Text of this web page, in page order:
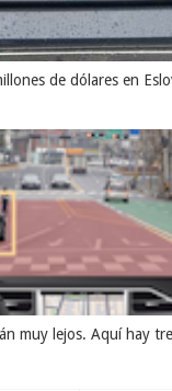
de dólares en
muy lejos. Aquí hay